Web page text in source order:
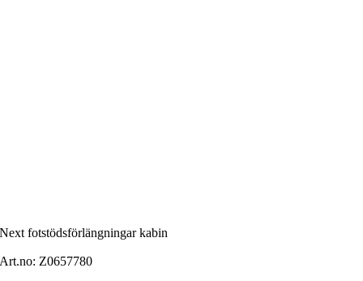
Next fotstödsförlängningar kabin
Art.no: Z0657780